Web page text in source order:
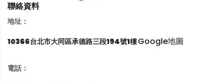
聯絡資料
地址：
10366台北市大同區承德路三段194號1樓Google地圖
電話：